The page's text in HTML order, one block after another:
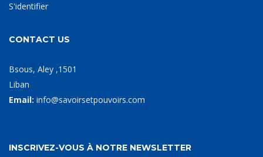
S'identifier
CONTACT US
Bsous, Aley ,1501
Liban
Email: info@savoirsetpouvoirs.com
INSCRIVEZ-VOUS À NOTRE NEWSLETTER